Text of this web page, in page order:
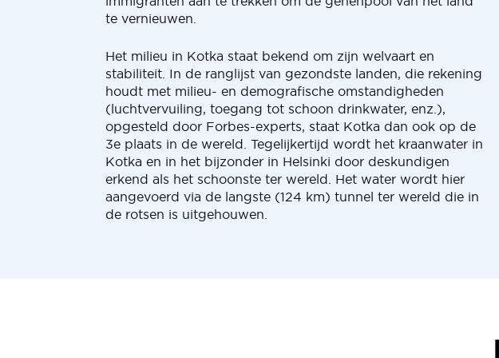
te vernieuwen.
Het milieu in Kotka staat bekend om zijn welvaart en
stabiliteit. In de ranglijst van gezondste landen, die rekening
houdt met milieu- en demografische omstandigheden
(luchtvervuiling, toegang tot schoon drinkwater, enz.),
opgesteld door Forbes-experts, staat Kotka dan ook op de
3e plaats in de wereld. Tegelijkertijd wordt het kraanwater in
Kotka en in het bijzonder in Helsinki door deskundigen
erkend als het schoonste ter wereld. Het water wordt hier
aangevoerd via de langste (124 km) tunnel ter wereld die in
de rotsen is uitgehouwen.